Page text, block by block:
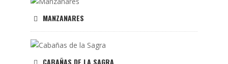
MANZANARES
CABAÑAS DE LA SAGRA